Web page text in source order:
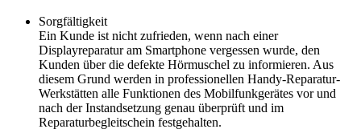
Sorgfältigkeit
Ein Kunde ist nicht zufrieden, wenn nach einer
Displayreparatur am Smartphone vergessen wurde, den
Kunden über die defekte Hörmuschel zu informieren. Aus
diesem Grund werden in professionellen Handy-Reparatur-
Werkstätten alle Funktionen des Mobilfunkgerätes vor und
nach der Instandsetzung genau überprüft und im
Reparaturbegleitschein festgehalten.